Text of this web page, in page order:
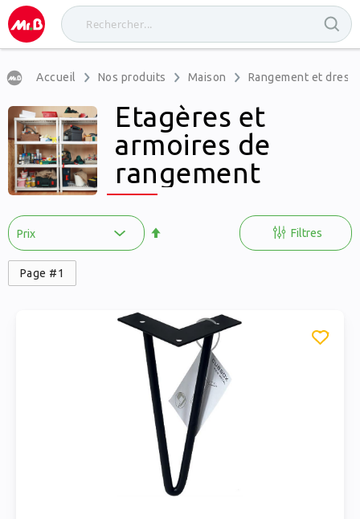
Accueil Nos produits Maison Rangement et
Etagères et
armoires de
rangement
Filtres
Page #1